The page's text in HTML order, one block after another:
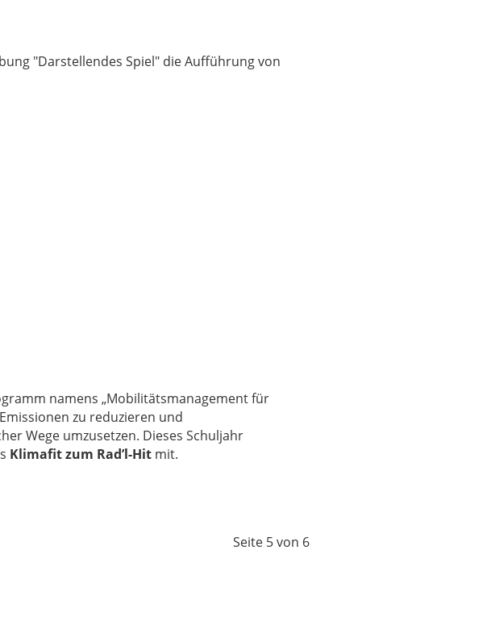
"Darstellendes Spiel" die Aufführung von
namens „Mobilitätsmanagement für
zu reduzieren und
Wege umzusetzen. Dieses Schuljahr
Klimafit zum Rad’l-Hit mit.
Seite 5 von 6